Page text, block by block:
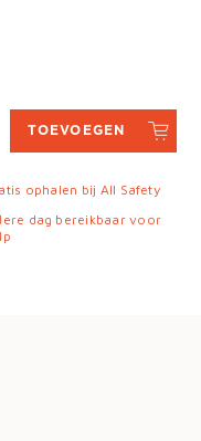
TOEVOEGEN
ophalen bij All Safety
dag bereikbaar voor